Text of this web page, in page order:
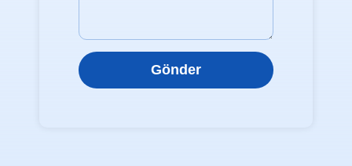
Gönder